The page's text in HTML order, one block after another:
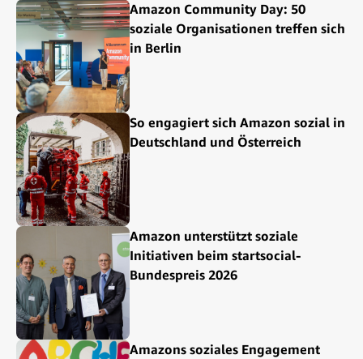
Amazon Community Day: 50
soziale Organisationen treffen sich
in Berlin
So engagiert sich Amazon sozial in
Deutschland und Österreich
Amazon unterstützt soziale
Initiativen beim startsocial-
Bundespreis 2026
Amazons soziales Engagement